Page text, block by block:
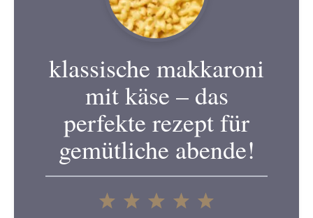
klassische makkaroni
mit käse – das
perfekte rezept für
gemütliche abende!
5
4
3
2
1